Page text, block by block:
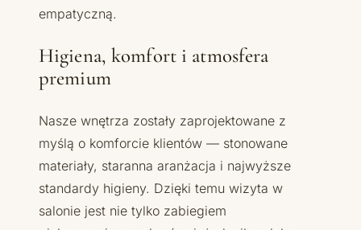
empatyczną.
Higiena, komfort i atmosfera
premium
Nasze wnętrza zostały zaprojektowane z
myślą o komforcie klientów — stonowane
materiały, staranna aranżacja i najwyższe
standardy higieny. Dzięki temu wizyta w
salonie jest nie tylko zabiegiem